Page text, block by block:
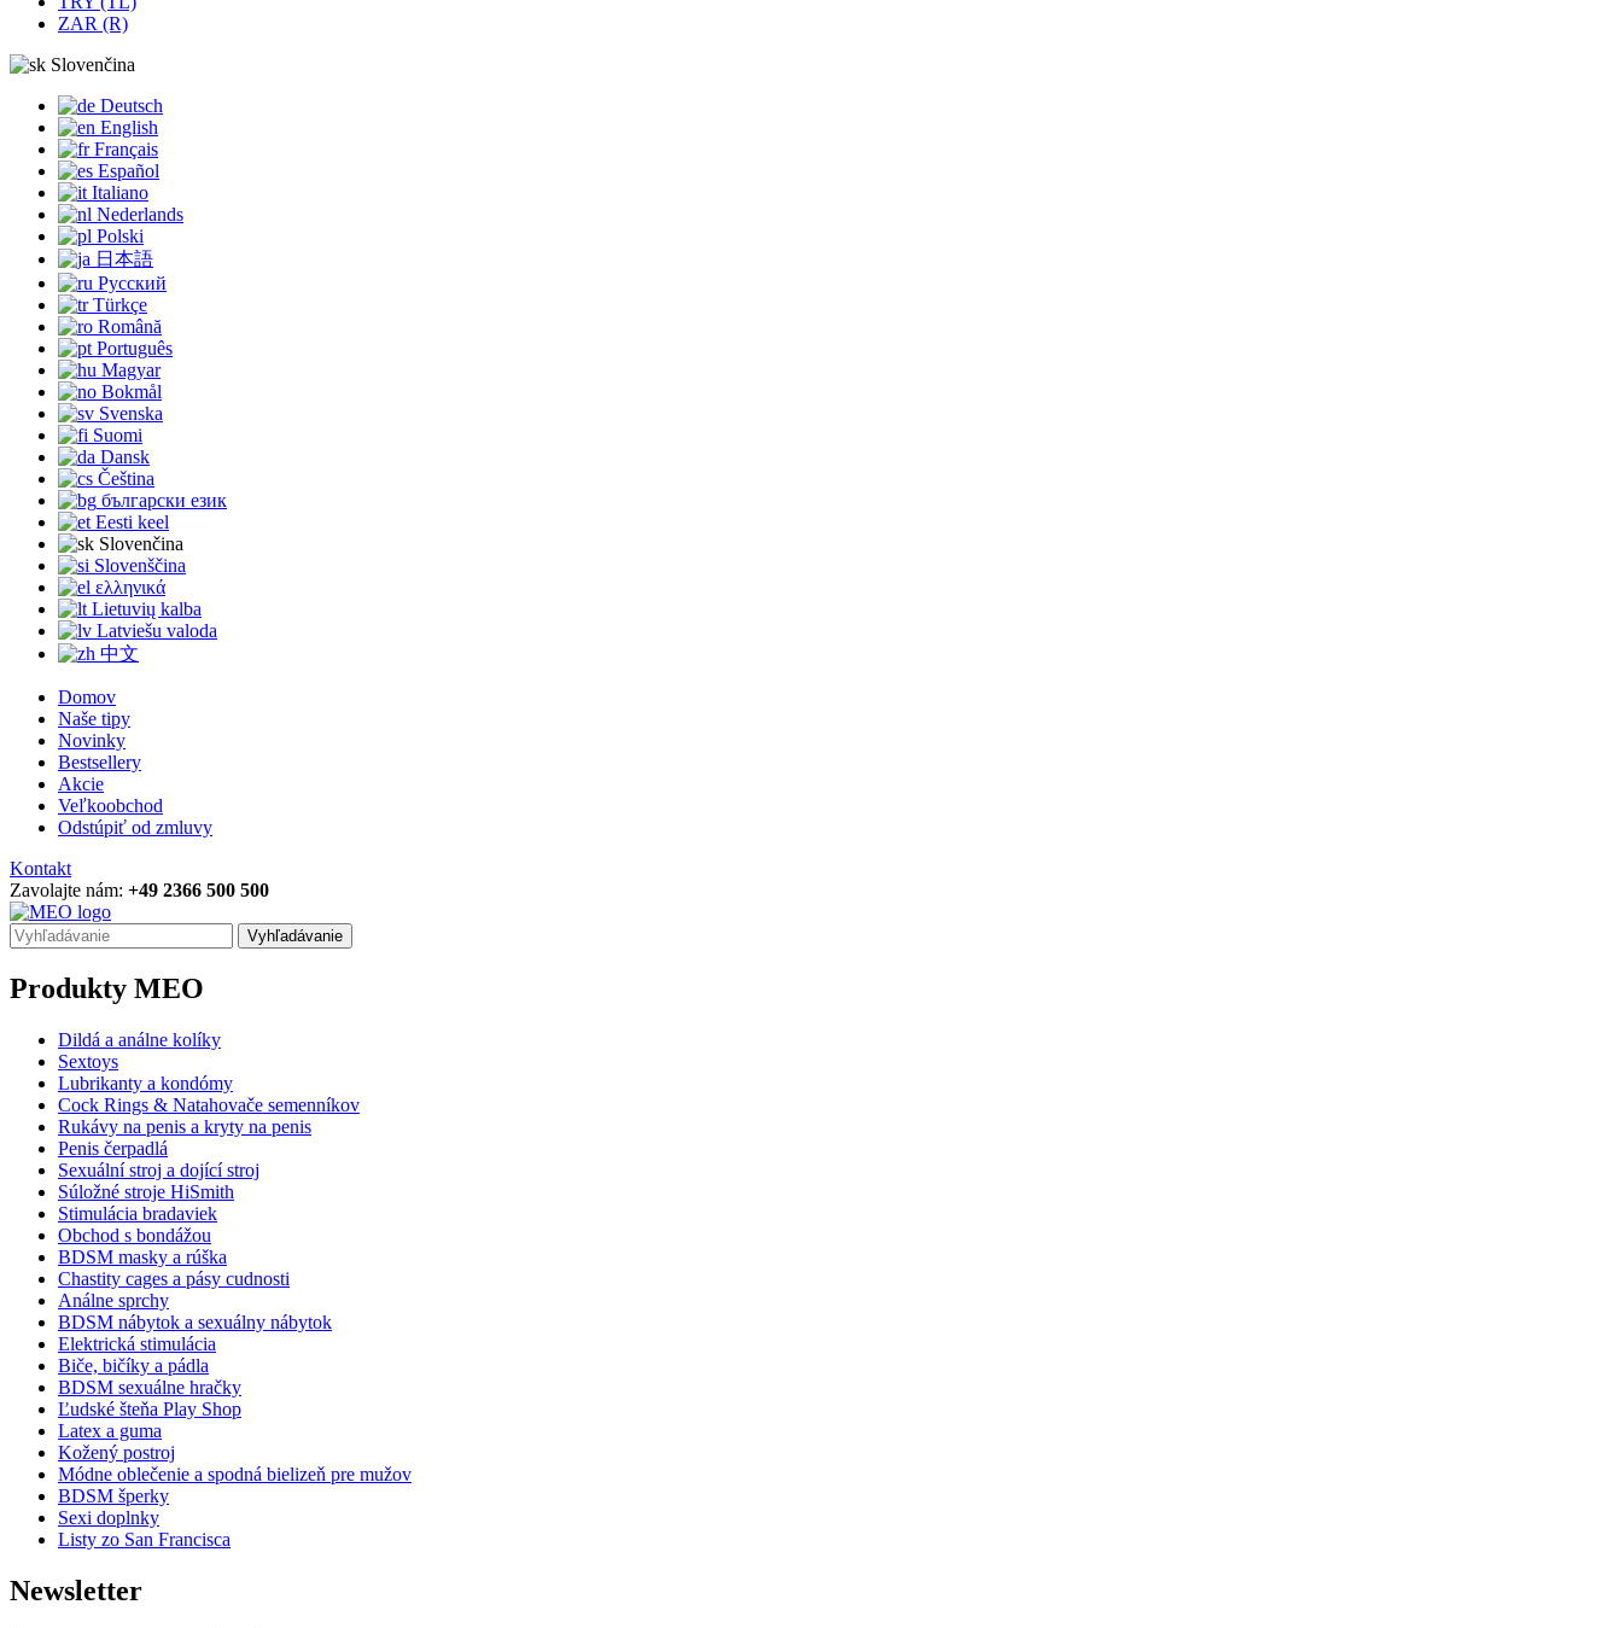
ZAR (R)
Slovenčina
Deutsch
English
Français
Español
Italiano
Nederlands
Polski
日本語
Русский
Türkçe
Română
Português
Magyar
Bokmål
Svenska
Suomi
Dansk
Čeština
български език
Eesti keel
Slovenčina
Slovenščina
ελληνικά
Lietuvių kalba
Latviešu valoda
中文
Domov
Naše tipy
Novinky
Bestsellery
Akcie
Veľkoobchod
Odstúpiť od zmluvy
Kontakt
Zavolajte nám: +49 2366 500 500
Vyhľadávanie
Produkty MEO
Dildá a análne kolíky
Sextoys
Lubrikanty a kondómy
Cock Rings & Natahovače semenníkov
Rukávy na penis a kryty na penis
Penis čerpadlá
Sexuální stroj a dojící stroj
Súložné stroje HiSmith
Stimulácia bradaviek
Obchod s bondážou
BDSM masky a rúška
Chastity cages a pásy cudnosti
Análne sprchy
BDSM nábytok a sexuálny nábytok
Elektrická stimulácia
Biče, bičíky a pádla
BDSM sexuálne hračky
Ľudské šteňa Play Shop
Latex a guma
Kožený postroj
Módne oblečenie a spodná bielizeň pre mužov
BDSM šperky
Sexi doplnky
Listy zo San Francisca
Newsletter